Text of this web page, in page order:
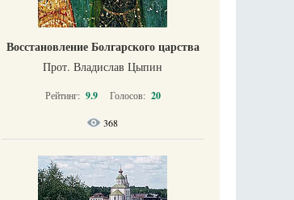
Восстановление Болгарского царства
Прот. Владислав Цыпин
Рейтинг: 9.9 Голосов: 20
368